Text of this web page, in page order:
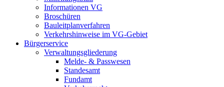
Informationen VG
Broschüren
Bauleitplanverfahren
Verkehrshinweise im VG-Gebiet
Bürgerservice
Verwaltungsgliederung
Melde- & Passwesen
Standesamt
Fundamt